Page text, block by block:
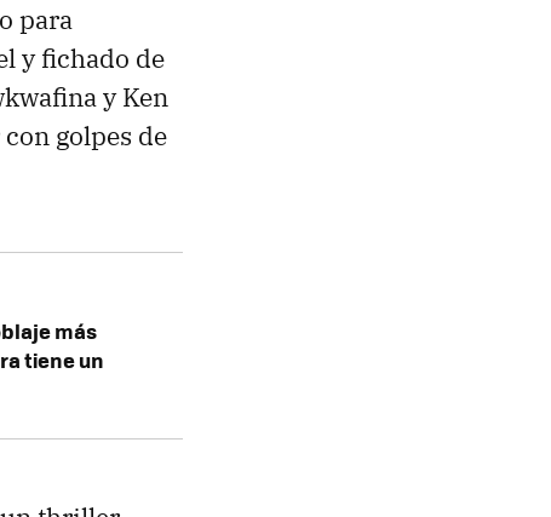
para
y fichado de
y Ken
golpes de
más
tiene un